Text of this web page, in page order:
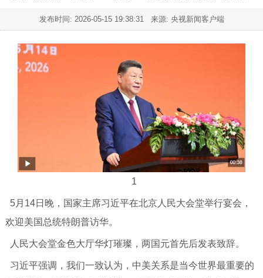
发布时间: 2026-05-15 19:38:31 来源: 央视新闻客户端
1
5月14日晚，国家主席习近平在北京人民大会堂举行宴会，
欢迎美国总统特朗普访华。
人民大会堂金色大厅华灯璀璨，两国元首先后发表致辞。
习近平强调，我们一致认为，中美关系是当今世界最重要的